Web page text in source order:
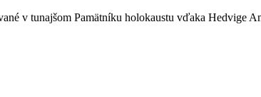
v tunajšom Pamätníku holokaustu vďaka Hedvige